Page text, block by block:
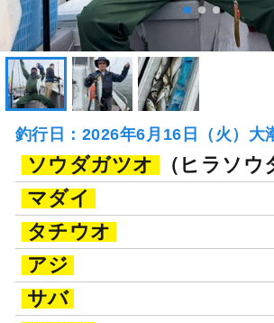
釣行日：2026年6月16日（火）大
ソウダガツオ
（ヒラソウ
マダイ
タチウオ
アジ
サバ